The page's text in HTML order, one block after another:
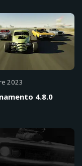
2023
4.8.0